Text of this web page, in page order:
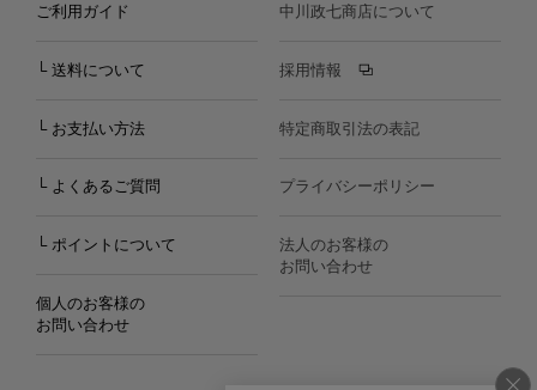
ご利用ガイド
└ 送料について
└ お支払い方法
└ よくあるご質問
└ ポイントについて
個人のお客様の
お問い合わせ
中川政七商店について
採用情報
特定商取引法の表記
プライバシーポリシー
法人のお客様の
お問い合わせ